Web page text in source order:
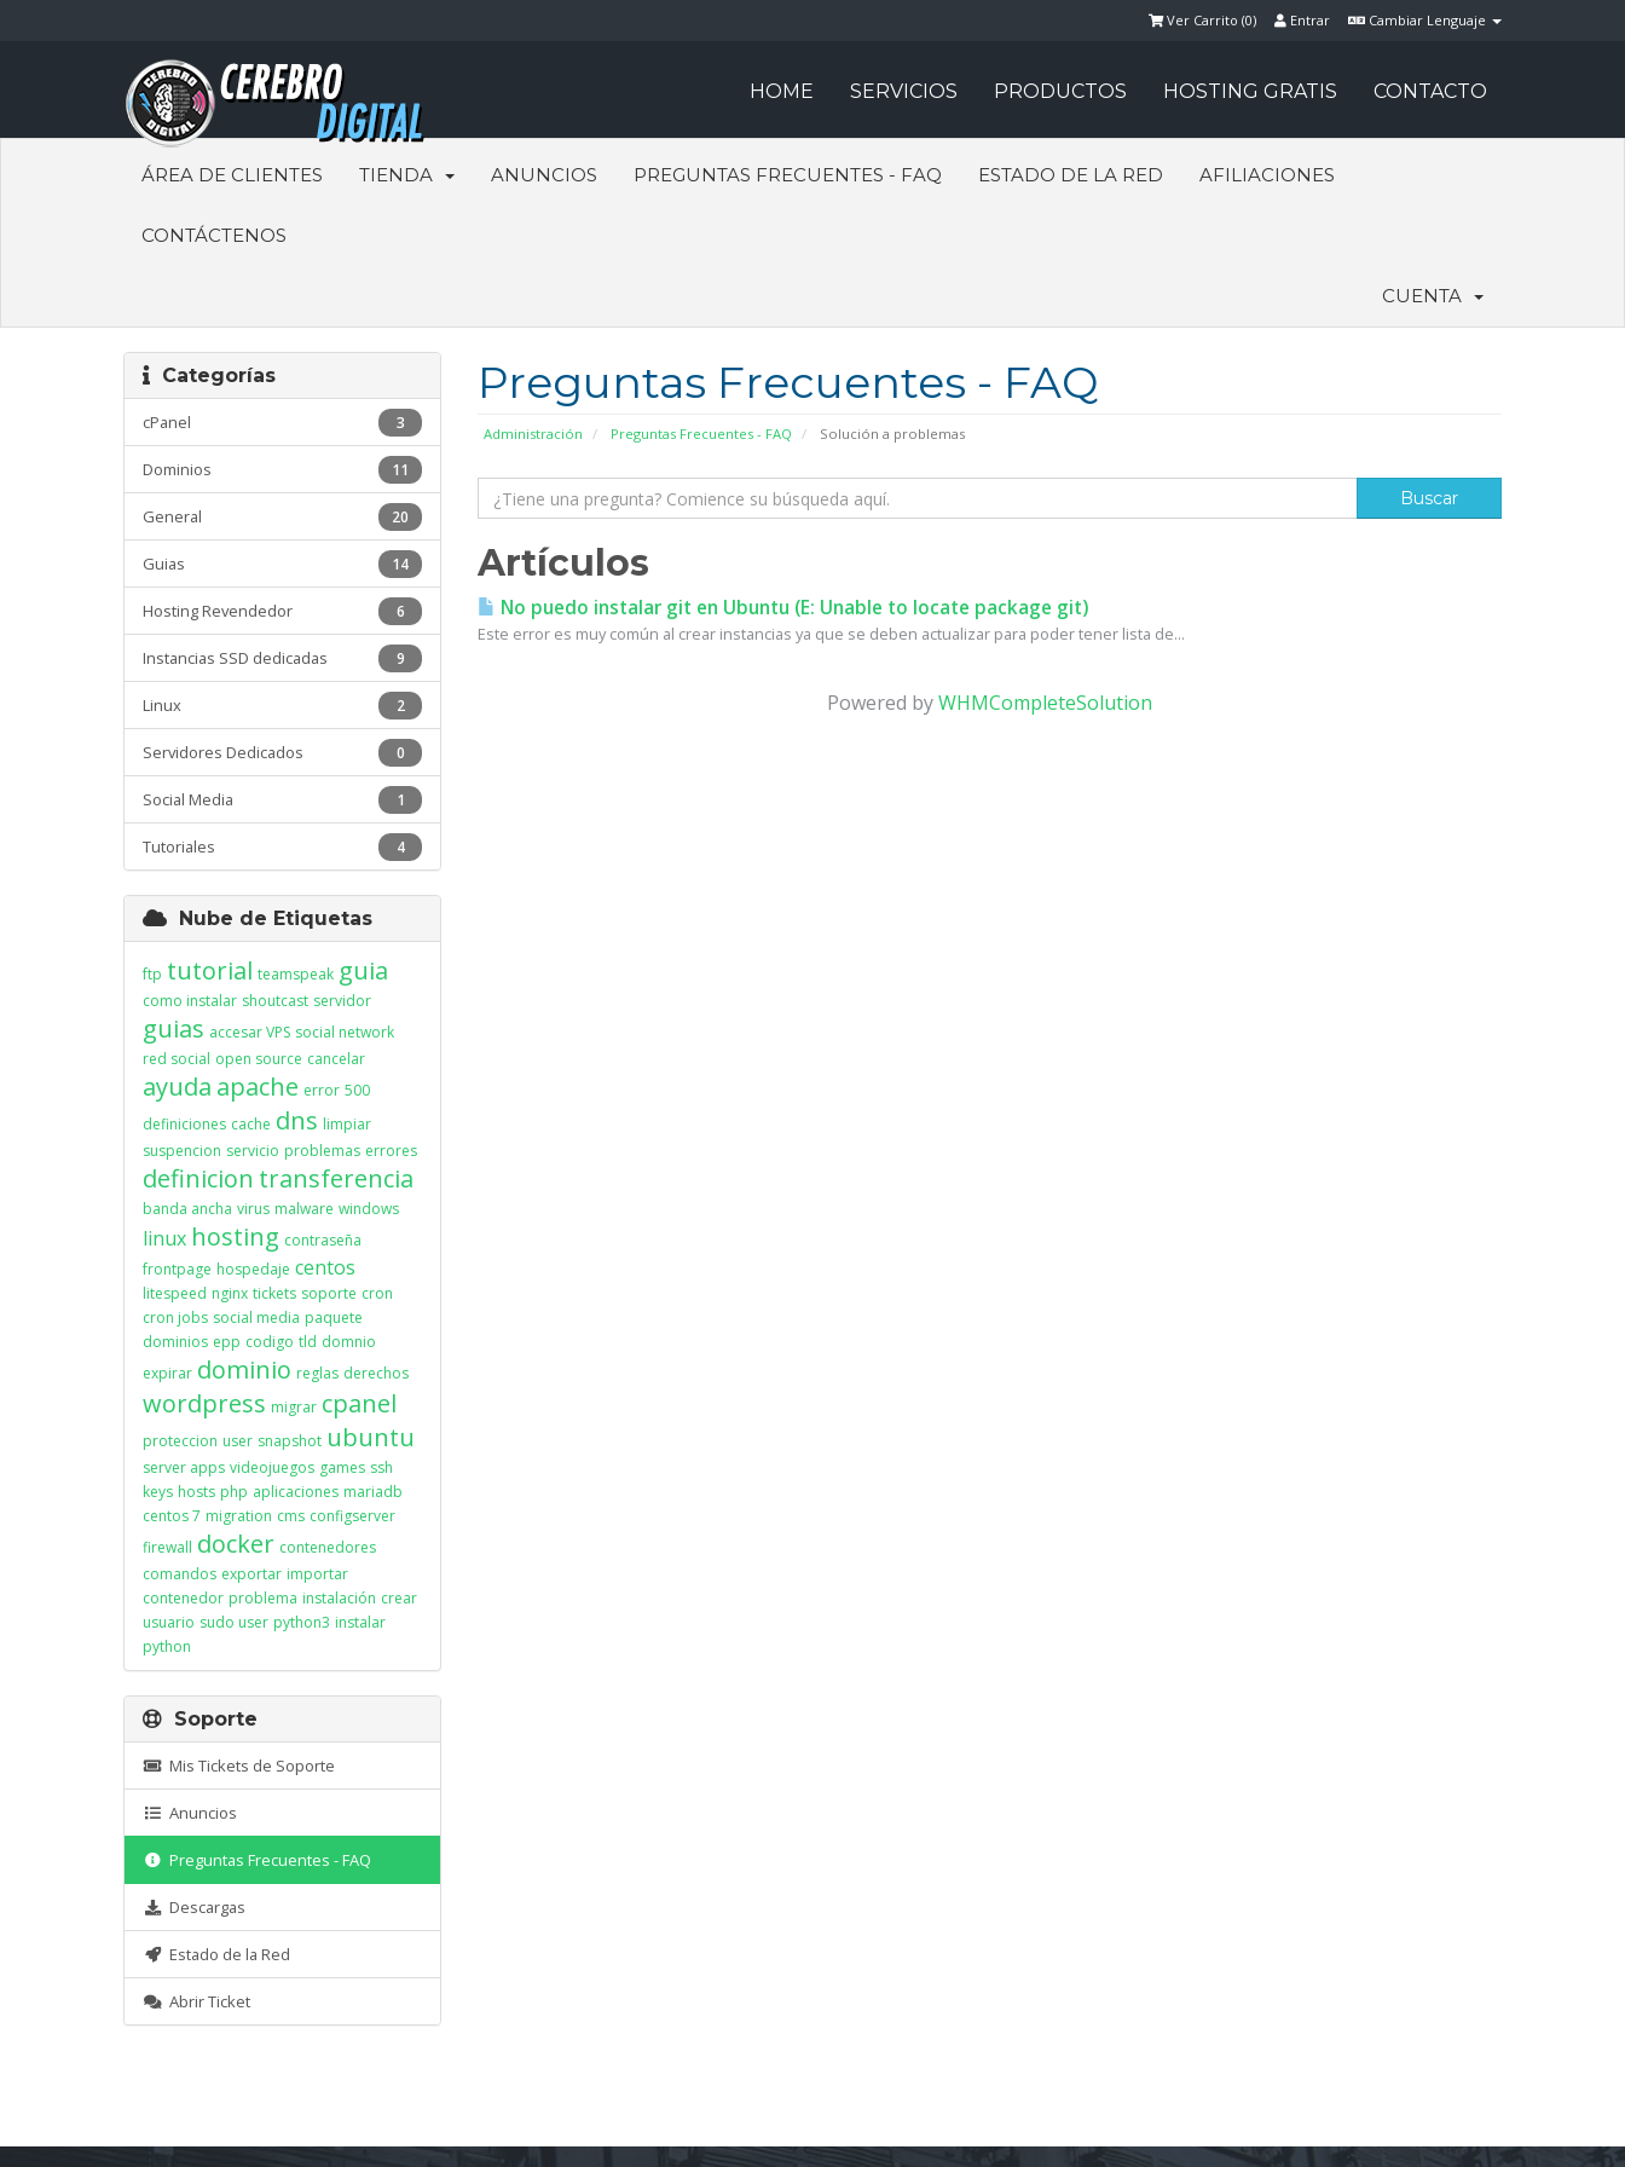
Cambiar Lenguaje
Entrar
Ver Carrito (0)
HOME SERVICIOS PRODUCTOS HOSTING GRATIS CONTACTO
ÁREA DE CLIENTES TIENDA ANUNCIOS PREGUNTAS FRECUENTES - FAQ ESTADO DE LA RED AFILIACIONES
CONTÁCTENOS
CUENTA
Preguntas Frecuentes - FAQ
Administración Preguntas Frecuentes - FAQ Solución a problemas
Categorías
3
cPanel
11
Dominios
20
General
14
Guias
6
Hosting Revendedor
9
Instancias SSD dedicadas
2
Linux
0
Servidores Dedicados
1
Social Media
4
Tutoriales
Artículos
No puedo instalar git en Ubuntu (E: Unable to locate package git)
Este error es muy común al crear instancias ya que se deben actualizar para poder tener lista de...
Powered byWHMCompleteSolution
Nube de Etiquetas
ftp tutorial teamspeak guia
como instalar shoutcast servidor
guias accesar VPS social network
red social open source cancelar
ayuda apache error 500
definiciones cache dns limpiar
suspencion servicio problemas errores
definicion transferencia
banda ancha virus malware windows
linux hosting contraseña
frontpage hospedaje centos
litespeed nginx tickets soporte cron
cron jobs social media paquete
dominios epp codigo tld domnio
expirar dominio reglas derechos
wordpress migrar cpanel
proteccion user snapshot ubuntu
server apps videojuegos games ssh
keys hosts php aplicaciones mariadb
centos 7 migration cms configserver
firewall docker contenedores
comandos exportar importar
contenedor problema instalación crear
usuario sudo user python3 instalar
python
Soporte
Mis Tickets de Soporte
Anuncios
Preguntas Frecuentes - FAQ
Descargas
Estado de la Red
Abrir Ticket